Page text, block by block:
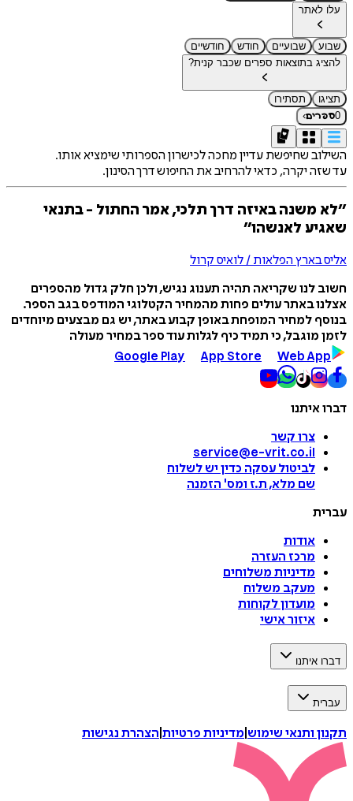
עלו לאתר
שבוע שבועיים חודש
חודשיים
להציג בתוצאות ספרים שכבר קנית?
תציגו
תסתירו
0ספרים›
השילוב שחיפשת עדיין מחכה לכישרון הספרותי שימציא אותו.
עד שזה יקרה, כדאי להרחיב את החיפוש דרך הסינון.
״לא משנה באיזה דרך תלכי, אמר החתול - בתנאי
שאגיע לאנשהו״
אליס בארץ הפלאות / לואיס קרול
חשוב לנו שקריאה תהיה תענוג נגיש, ולכן חלק גדול מהספרים
אצלנו באתר עולים פחות מהמחיר הקטלוגי המודפס בגב הספר.
בנוסף למחיר המופחת באופן קבוע באתר, יש גם מבצעים מיוחדים
לזמן מוגבל, כי תמיד כיף לגלות עוד ספר במחיר מעולה
Google Play
App Store Web App
דברו איתנו
צרו קשר
service@e-vrit.co.il
לביטול עסקה כדין יש לשלוח
שם מלא, ת.ז ומס' הזמנה
עברית
אודות
מרכז העזרה
מדיניות משלוחים
מעקב משלוח
מועדון לקוחות
איזור אישי
דברו איתנו
עברית
תקנון ותנאי שימוש מדיניות פרטיות הצהרת נגישות